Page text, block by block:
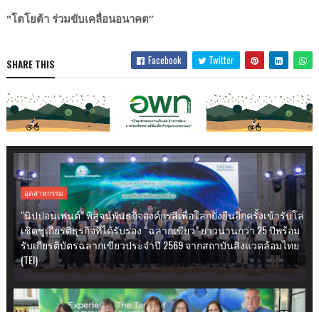
"โตโยต้า ร่วมขับเคลื่อนอนาคต”
SHARE THIS Facebook Twitter
อุตสาหกรรม
"นิปปอนเพนต์” พิสูจน์พันธกิจองค์กรสีเพื่อโลกยั่งยืนอีกครั้งเข้ารับโล่
เชิดชูเกียรติธุรกิจที่ได้รับรอง “ฉลากเขียว” ยาวนานกว่า 25 ปีพร้อม
รับเกียรติบัตรฉลากเขียวประจำปี 2569 จากสถาบันสิ่งแวดล้อมไทย
(TEI)